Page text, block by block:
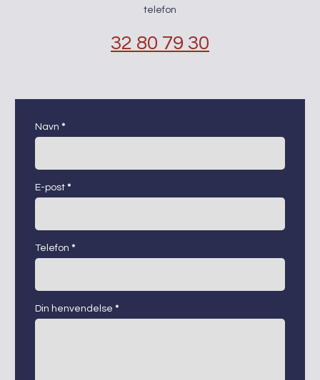
telefon
32 80 79 30
kontaktskjema
Navn *
E-post *
Telefon *
Din henvendelse *